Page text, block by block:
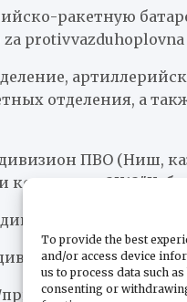
To provide the best
and/or access device
us to process data such
consenting or
ракетную
protivvazduhoplovna
отделения, а
ПВО (Ниш,
2К12″Куб».
ПВО (Нови
ПВО
данная